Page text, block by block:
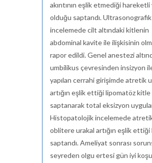
akıntının eşlik etmediği hareketli
olduğu saptandı. Ultrasonografik
incelemede cilt altındaki kitlenin
abdominal kavite ile ilişkisinin
rapor edildi. Genel anestezi
umbilikus çevresinden insizyon
yapılan cerrahi girişimde atretik
artığın eşlik ettiği lipomatöz kitle
saptanarak total eksizyon
Histopatolojik incelemede
oblitere urakal artığın eşlik ettiği
saptandı. Ameliyat sonrası
seyreden olgu ertesi gün iyi